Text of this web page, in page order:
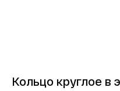
Кольцо круглое в